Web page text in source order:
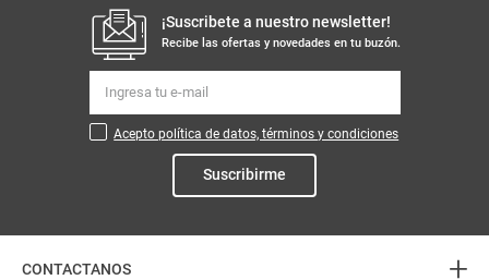
¡Suscribete a nuestro newsletter!
Recibe las ofertas y novedades en tu buzón.
Acepto política de datos, términos y condiciones
Suscribirme
CONTACTANOS +